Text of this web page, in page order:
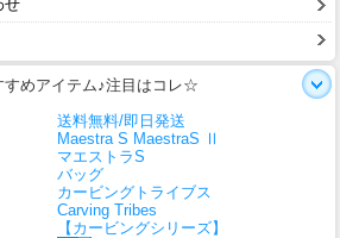
せ
すめアイテム♪注目はコレ☆
送料無料/即日発送
Maestra S MaestraS Ⅱ
マエストラS
バッグ
カービングトライブス
Carving Tribes
【カービングシリーズ】